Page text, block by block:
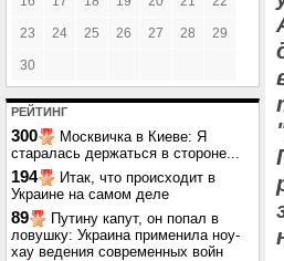
23 24 25 26 27 28 29
30
РЕЙТИНГ
300
Москвичка в Киеве: Я
старалась держаться в стороне...
194
Итак, что происходит в
Украине на самом деле
89
Путину капут, он попал в
ловушку: Украина применила ноу-
хау ведения современных войн